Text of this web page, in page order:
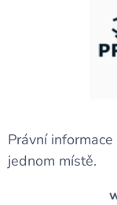
Právní
jednom